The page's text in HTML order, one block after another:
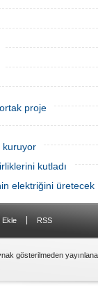
mega yat
ve hibrit tahrik
CNN Türk'te
proje
kuruyor
kutladı
elektriğini üretecek
Ekle RSS
gösterilmeden